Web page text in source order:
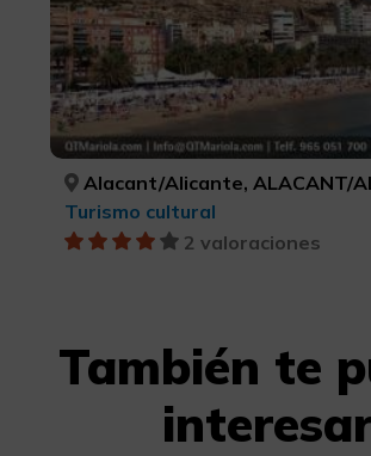
Alacant/Alicante, ALACANT/
Turismo cultural
2 valoraciones
También te